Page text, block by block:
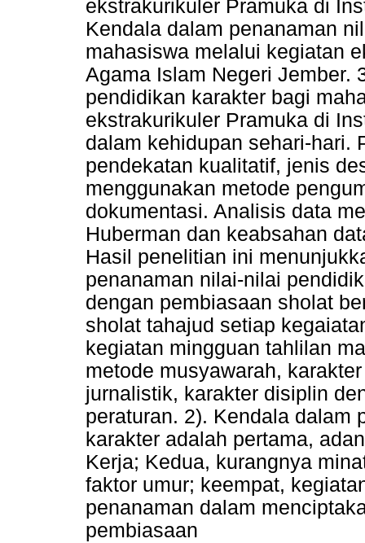
ekstrakurikuler Pramuka di
Kendala dalam penanaman
mahasiswa melalui kegiatan
Agama Islam Negeri Jember.
pendidikan karakter bagi
ekstrakurikuler Pramuka di
dalam kehidupan sehari-hari.
pendekatan kualitatif, jenis
menggunakan metode
dokumentasi. Analisis data
Huberman dan keabsahan
Hasil penelitian ini
penanaman nilai-nilai
dengan pembiasaan sholat
sholat tahajud setiap
kegiatan mingguan tahlilan
metode musyawarah,
jurnalistik, karakter disiplin
peraturan. 2). Kendala dalam
karakter adalah pertama,
Kerja; Kedua, kurangnya
faktor umur; keempat,
penanaman dalam
pembiasaan